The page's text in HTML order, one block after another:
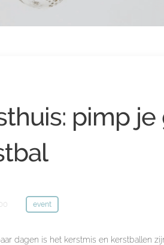
pimp je
event
dagen is het kerstmis en kerstballen